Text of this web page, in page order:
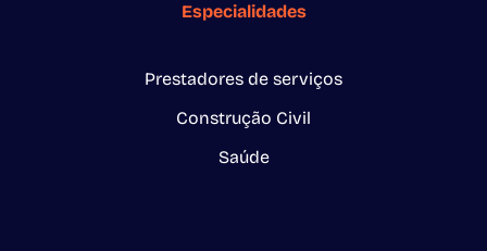
Especialidades
Prestadores de serviços
Construção Civil
Saúde